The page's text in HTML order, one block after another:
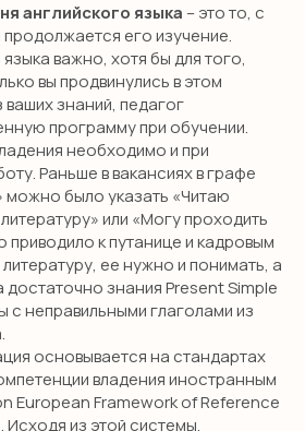
английского языка – это то, с
его изучение.
важно, хотя бы для того,
вы продвинулись в этом
знаний, педагог
программу при обучении.
необходимо и при
Раньше в вакансиях в графе
можно было указать «Читаю
или «Могу проходить
приводило к путанице и кадровым
ее нужно и понимать, а
достаточно знания Present Simple
с неправильными глаголами из
основывается на стандартах
владения иностранным
European Framework of Reference
Исходя из этой системы,